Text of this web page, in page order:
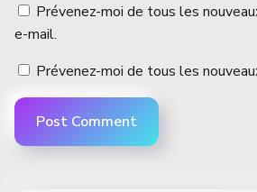
Prévenez-moi de tous les
e-mail.
Prévenez-moi de tous les